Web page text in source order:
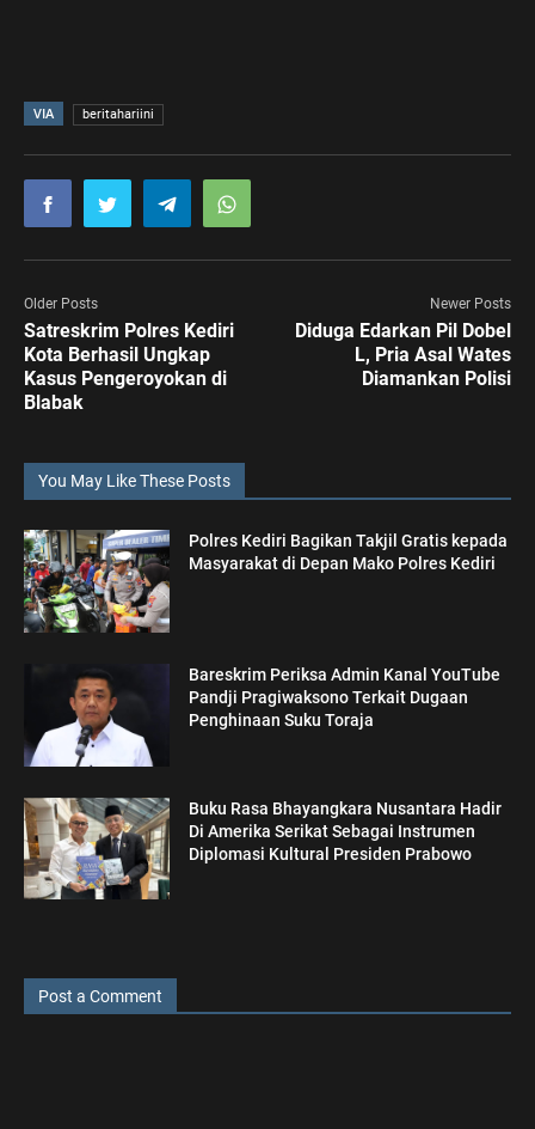
VIA beritahariini
Older Posts
Satreskrim Polres Kediri
Kota Berhasil Ungkap
Kasus Pengeroyokan di
Blabak
Newer Posts
Diduga Edarkan Pil Dobel
L, Pria Asal Wates
Diamankan Polisi
You May Like These Posts
Polres Kediri Bagikan Takjil Gratis kepada
Masyarakat di Depan Mako Polres Kediri
Bareskrim Periksa Admin Kanal YouTube
Pandji Pragiwaksono Terkait Dugaan
Penghinaan Suku Toraja
Buku Rasa Bhayangkara Nusantara Hadir
Di Amerika Serikat Sebagai Instrumen
Diplomasi Kultural Presiden Prabowo
Post a Comment